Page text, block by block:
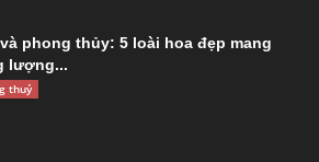
phong thủy: 5 loài hoa đẹp mang
lượng...
thuỷ